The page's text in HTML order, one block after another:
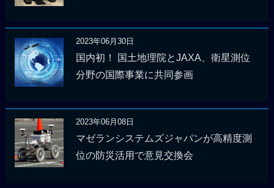
2023年06月30日
国内初！ 国土地理院とJAXA、衛星測位
分野の国際事業に共同参画
2023年06月08日
マゼランシステムズジャパンが高精度測
位の防災活用で意見交換会